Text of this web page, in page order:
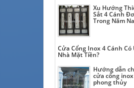
Xu Hướng
Sắt 4 Cánh
Trong Năm
Cửa Cổng Inox 4 Cánh
Nhà Mặt Tiền?
Hướng dẫn
cửa cổng
phong thủy